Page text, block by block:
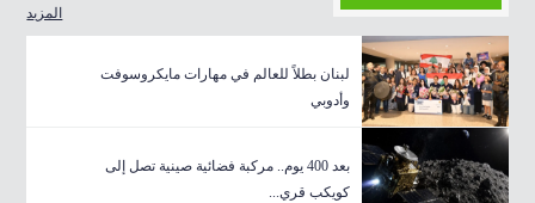
المزيد
لبنان بطلاً للعالم في مهارات مايكروسوفت
وأدوبي
بعد 400 يوم.. مركبة فضائية صينية تصل إلى
كويكب قري...